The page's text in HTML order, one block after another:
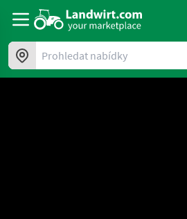
Prohledat nabídky